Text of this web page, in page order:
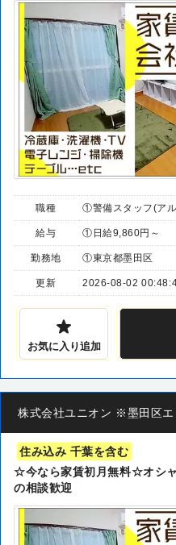
職種 ①警備スタッフ(ア
給与 ①日給9,860円～
勤務地 ①東京都墨田区
更新 2026-08-02
お気に入り追加
株式会社ユニオン ※墨田区
住み込み 千葉を含む
☆今なら家賃初月無料☆オシ
の相談歓迎